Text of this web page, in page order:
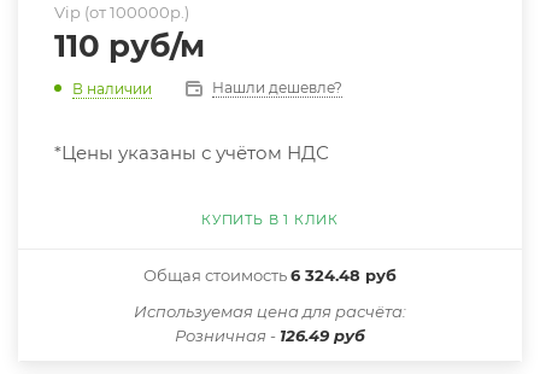
Vip (от 100000р.)
110 руб/м
В наличии Нашли дешевле?
*Цены указаны с учётом НДС
КУПИТЬ В 1 КЛИК
Общая стоимость6 324.48 руб
Иcпользуемая цена для расчёта:
Розничная - 126.49 руб